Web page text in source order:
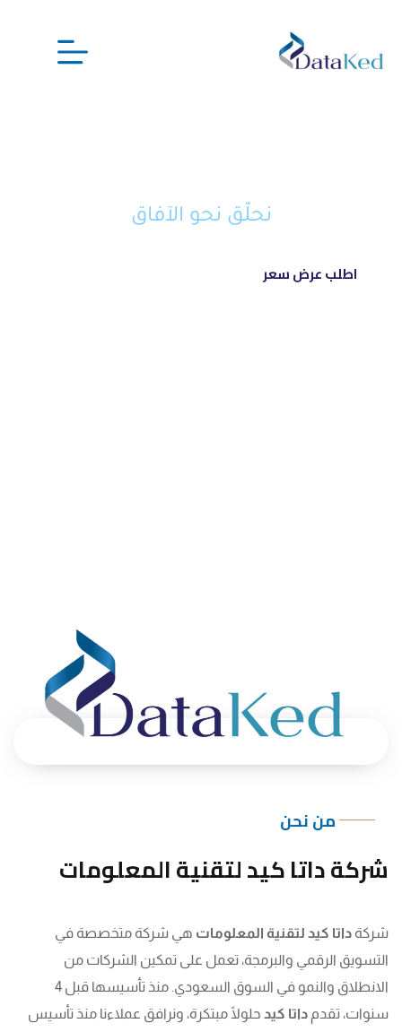
نحلّق نحو الآفاق
اطلب عرض سعر
من نحن
شركة داتا كيد لتقنية المعلومات
شركة داتا كيد لتقنية المعلومات هي شركة متخصصة في
التسويق الرقمي والبرمجة، تعمل على تمكين الشركات من
الانطلاق والنمو في السوق السعودي. منذ تأسيسها قبل 4
سنوات، تقدم داتا كيد حلولًا مبتكرة، ونرافق عملاءنا منذ تأسيس